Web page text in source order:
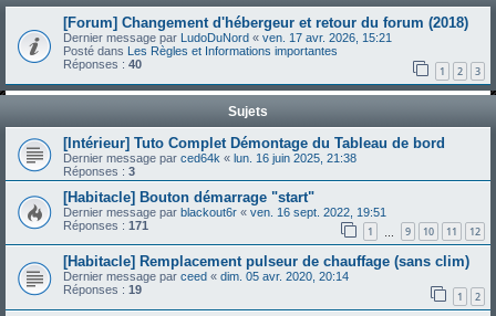
r
[Forum] Changement d'hébergeur et retour du forum (2018)
Dernier message par LudoDuNord « ven. 17 avr. 2026, 15:21
Posté dans Les Règles et Informations importantes
Réponses : 40 1 2 3
Sujets
[Intérieur] Tuto Complet Démontage du Tableau de bord
Dernier message par ced64k « lun. 16 juin 2025, 21:38
Réponses : 3
[Habitacle] Bouton démarrage "start"
Dernier message par blackout6r « ven. 16 sept. 2022, 19:51
Réponses : 171 1 9 10 11 12
[Habitacle] Remplacement pulseur de chauffage (sans clim)
Dernier message par ceed « dim. 05 avr. 2020, 20:14
Réponses : 19 1 2